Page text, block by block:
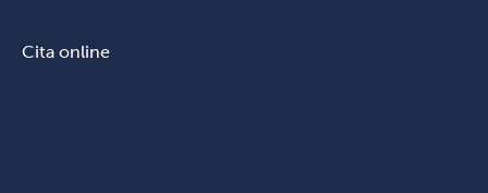
Cita online